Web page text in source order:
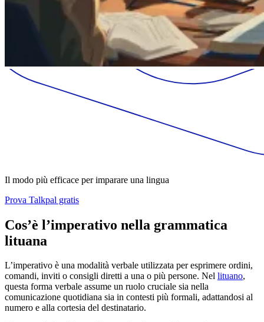
Il modo più efficace per imparare una lingua
Prova Talkpal gratis
Cos’è l’imperativo nella grammatica
lituana
L’imperativo è una modalità verbale utilizzata per esprimere ordini,
comandi, inviti o consigli diretti a una o più persone. Nel lituano,
questa forma verbale assume un ruolo cruciale sia nella
comunicazione quotidiana sia in contesti più formali, adattandosi al
numero e alla cortesia del destinatario.